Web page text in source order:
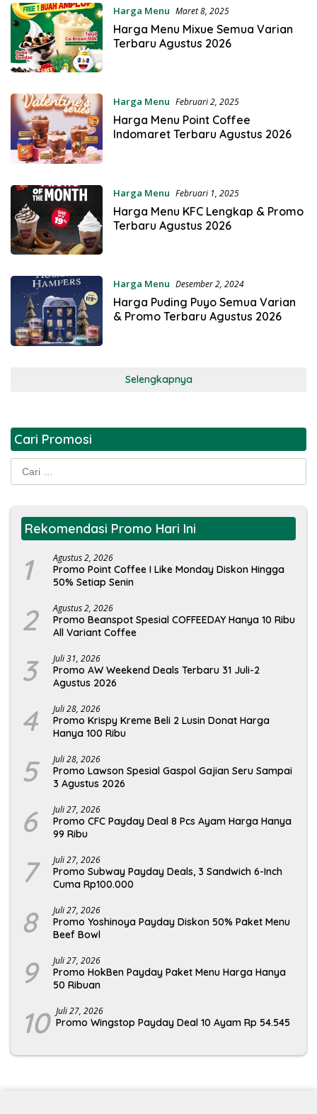
Harga Menu Maret 8, 2025
Harga Menu Mixue Semua Varian
Terbaru Agustus 2026
Harga Menu Februari 2, 2025
Harga Menu Point Coffee
Indomaret Terbaru Agustus 2026
Harga Menu Februari 1, 2025
Harga Menu KFC Lengkap & Promo
Terbaru Agustus 2026
Harga Menu Desember 2, 2024
Harga Puding Puyo Semua Varian
& Promo Terbaru Agustus 2026
Selengkapnya
Cari Promosi
Cari
untuk:
Rekomendasi Promo Hari Ini
1 Agustus 2, 2026
Promo Point Coffee I Like Monday Diskon Hingga
50% Setiap Senin
2 Agustus 2, 2026
Promo Beanspot Spesial COFFEEDAY Hanya 10 Ribu
All Variant Coffee
3 Juli 31, 2026
Promo AW Weekend Deals Terbaru 31 Juli-2
Agustus 2026
4 Juli 28, 2026
Promo Krispy Kreme Beli 2 Lusin Donat Harga
Hanya 100 Ribu
5 Juli 28, 2026
Promo Lawson Spesial Gaspol Gajian Seru Sampai
3 Agustus 2026
6 Juli 27, 2026
Promo CFC Payday Deal 8 Pcs Ayam Harga Hanya
99 Ribu
7 Juli 27, 2026
Promo Subway Payday Deals, 3 Sandwich 6-Inch
Cuma Rp100.000
8 Juli 27, 2026
Promo Yoshinoya Payday Diskon 50% Paket Menu
Beef Bowl
9 Juli 27, 2026
Promo HokBen Payday Paket Menu Harga Hanya
50 Ribuan
10 Juli 27, 2026
Promo Wingstop Payday Deal 10 Ayam Rp 54.545